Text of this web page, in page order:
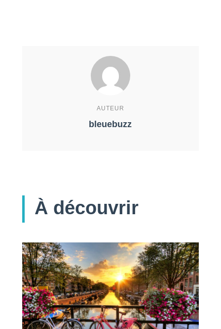
AUTEUR
bleuebuzz
À découvrir